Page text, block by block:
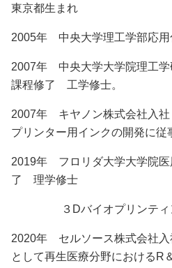
東京都生まれ
2005年 中央大学理工学部応用
2007年 中央大学大学院理工学
課程修了 工学修士。
2007年 キヤノン株式会社入
プリンター用インクの開発に従
2019年 フロリダ大学大学院医
了 理学修士
３Dバイオプリンティン
2020年 セルソース株式会社入
として再生医療分野におけるR